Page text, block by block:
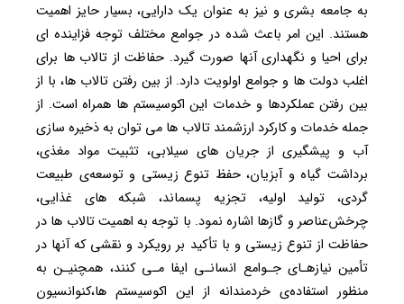
به جامعه بشری و نیز به عنوان یک دارایی، بسیار حایز اهمیت
هستند. این امر باعث شده در جوامع مختلف توجه فزاینده ای
برای احیا و نگهداری آنها صورت گیرد. حفاظت از تالاب ها ‌برای
اغلب‌ دولت ها ‌و ‌جوامع ‌اولویت دارد. ‌از بین رفتن تالاب ها، ‌با‌ از
بین رفتن ‌عملکردها و ‌خدمات این ‌اکوسیستم ها همراه‌ است. از
جمله خدمات ‌و ‌کارکرد‌ ارزشمند‌ تالاب ها می توان به ذخیره سازی
آب‌ و ‌پیشگیری از ‌جریان های سیلابی، تثبیت مواد‌ مغذی،
‌برداشت ‌گیاه ‌و ‌آبزیان، حفظ تنوع ‌زیستی و‌ توسعه‌ی ‌طبیعت
گردی، تولید اولیه،‌ تجزیه پسماند،‌ شبکه های ‌غذایی،‌
چرخش‌عناصر ‌و ‌گازها اشاره ‌نمود. با ‌توجه ‌به ‌اهمیت تالاب ها در
‌حفاظت‌ از‌ تنوع ‌زیستی ‌و ‌با ‌تأکید بر ‌رویکرد و نقشی ‌که ‌آنها در‌
تأمین نیازهـای ‌جـوامع ‌انسانـی ‌ایفا‌ مـی کنند،‌ همچنیـن ‌به
منظور استفاده‌ی ‌خردمندانه ‌از ‌این ‌اکوسیستم ها،‌کنوانسیون